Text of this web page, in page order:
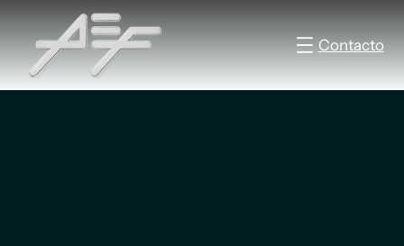
Contacto